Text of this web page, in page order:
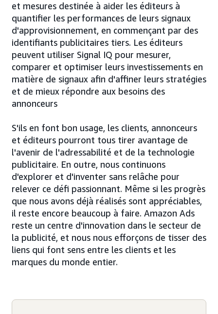
et mesures destinée à aider les éditeurs à
quantifier les performances de leurs signaux
d'approvisionnement, en commençant par des
identifiants publicitaires tiers. Les éditeurs
peuvent utiliser Signal IQ pour mesurer,
comparer et optimiser leurs investissements en
matière de signaux afin d'affiner leurs stratégies
et de mieux répondre aux besoins des
annonceurs
S'ils en font bon usage, les clients, annonceurs
et éditeurs pourront tous tirer avantage de
l'avenir de l'adressabilité et de la technologie
publicitaire. En outre, nous continuons
d'explorer et d'inventer sans relâche pour
relever ce défi passionnant. Même si les progrès
que nous avons déjà réalisés sont appréciables,
il reste encore beaucoup à faire. Amazon Ads
reste un centre d'innovation dans le secteur de
la publicité, et nous nous efforçons de tisser des
liens qui font sens entre les clients et les
marques du monde entier.